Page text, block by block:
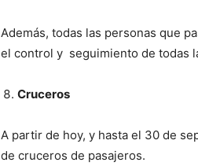
Además, todas las personas que
el control y seguimiento de todas
Cruceros
A partir de hoy, y hasta el 30 de
de cruceros de pasajeros.